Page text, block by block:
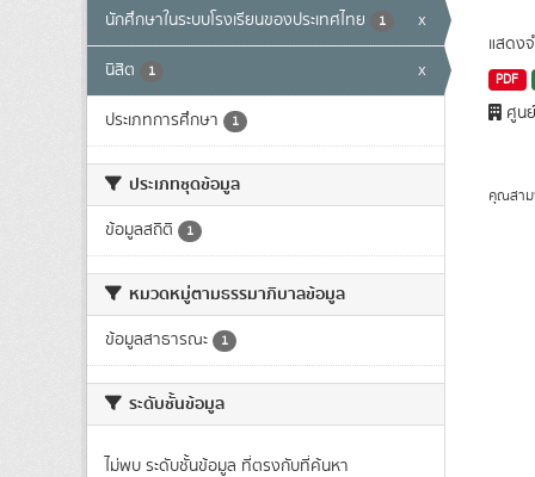
นักศึกษาในระบบโรงเรียนของประเทศไทย 1 x
นิสิต 1 x
ประเภทการศึกษา 1
ประเภทชุดข้อมูล
ข้อมูลสถิติ 1
หมวดหมู่ตามธรรมาภิบาลข้อมูล
ข้อมูลสาธารณะ 1
ระดับชั้นข้อมูล
ไม่พบ ระดับชั้นข้อมูล ที่ตรงกับที่ค้นหา
แสดง
PDF
ศูนย์
คุณสาม